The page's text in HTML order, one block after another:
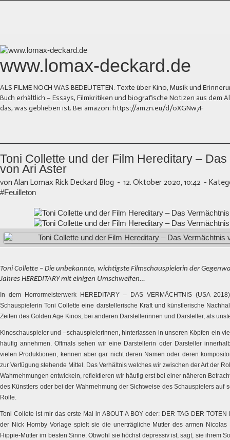
www.lomax-deckard.de
ALS FILME NOCH WAS BEDEUTETEN. Texte über Kino, Musik und
Buch erhältlich – Essays, Filmkritiken und biografische Notizen aus dem
das, was geblieben ist. Bei amazon: https://amzn.eu/d/0XGNw7F
Toni Collette und der Film Hereditary –
von Ari Aster
von Alan Lomax Rick Deckard Blog - 12. Oktober 2020, 10:42 -
#Feuilleton
Toni Collette – Die unbekannte, wichtigste Filmschauspielerin der
Jahres HEREDITARY mit einigen Umschweifen…
In dem Horrormeisterwerk HEREDITARY – DAS VERMÄCHTNIS (USA
Schauspielerin Toni Collette eine darstellerische Kraft und künstlerische
Zeiten des Golden Age Kinos, bei anderen Darstellerinnen und Darsteller, als
Kinoschauspieler und –schauspielerinnen, hinterlassen in unseren Köpfen ein
häufig annehmen. Oftmals sehen wir eine Darstellerin oder Darsteller
vielen Produktionen, kennen aber gar nicht deren Namen oder deren
zur Verfügung stehende Mittel. Das Verhältnis welches wir zwischen der Art der
Wahrnehmungen entwickeln, reflektieren wir häufig erst bei einer näheren
des Künstlers oder bei der Wahrnehmung der Sichtweise des Schauspielers auf
Rolle.
Toni Collete ist mir das erste Mal in ABOUT A BOY oder: DER TAG DER
der Nick Hornby Vorlage spielt sie die unerträgliche Mutter des armen
Hippie-Mutter im besten Sinne. Obwohl sie höchst depressiv ist, sagt, sie ihrem